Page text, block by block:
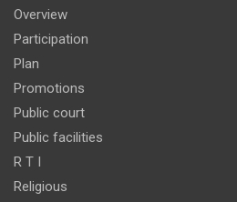
Overview
Participation
Plan
Promotions
Public court
Public facilities
R T I
Religious